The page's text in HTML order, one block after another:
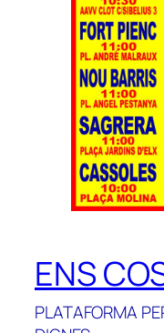
ENS
PLATAFORMA